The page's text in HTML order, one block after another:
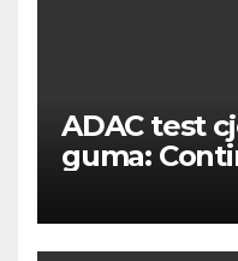
ADAC test
guma:
treba